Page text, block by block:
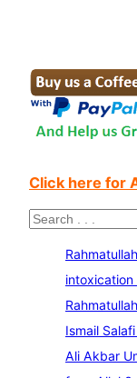
Click here for
S
Ismail
Ali Akbar